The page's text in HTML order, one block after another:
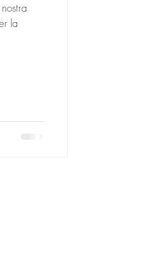
la